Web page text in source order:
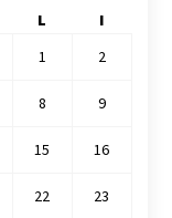
L
I
1
2
8 9
15 16
22 23